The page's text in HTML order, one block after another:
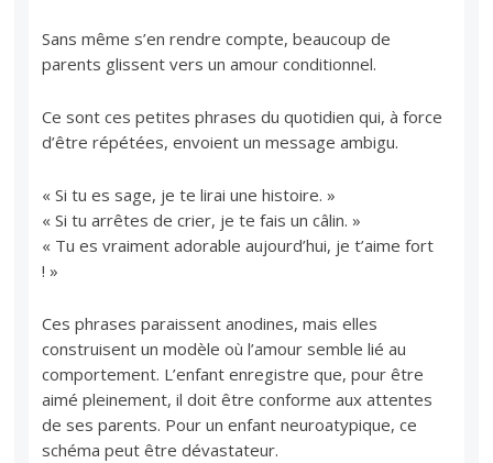
Sans même s’en rendre compte, beaucoup de
parents glissent vers un amour conditionnel.
Ce sont ces petites phrases du quotidien qui, à force
d’être répétées, envoient un message ambigu.
« Si tu es sage, je te lirai une histoire. »
« Si tu arrêtes de crier, je te fais un câlin. »
« Tu es vraiment adorable aujourd’hui, je t’aime fort
! »
Ces phrases paraissent anodines, mais elles
construisent un modèle où l’amour semble lié au
comportement. L’enfant enregistre que, pour être
aimé pleinement, il doit être conforme aux attentes
de ses parents. Pour un enfant neuroatypique, ce
schéma peut être dévastateur.